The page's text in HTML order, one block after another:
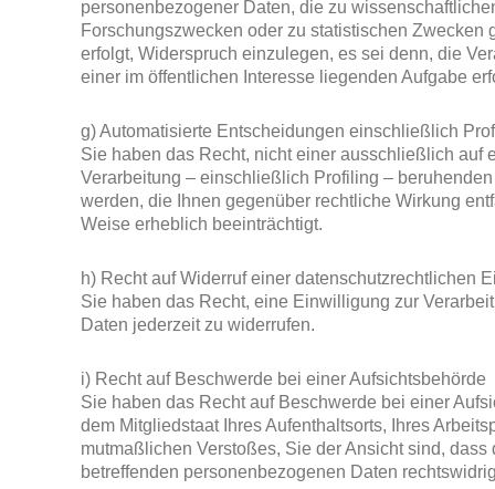
personenbezogener Daten, die zu
Forschungszwecken oder zu statistischen Zwecken
erfolgt, Widerspruch einzulegen, es sei denn, die
einer im öffentlichen Interesse liegenden Aufgabe
g) Automatisierte Entscheidungen einschließlich
Sie haben das Recht, nicht einer ausschließlich auf
Verarbeitung – einschließlich Profiling –
werden, die Ihnen gegenüber rechtliche Wirkung
Weise erheblich beeinträchtigt.
h) Recht auf Widerruf einer datenschutzrechtlichen
Sie haben das Recht, eine Einwilligung zur
Daten jederzeit zu widerrufen.
i) Recht auf Beschwerde bei einer Aufsichtsbehörde
Sie haben das Recht auf Beschwerde bei einer
dem Mitgliedstaat Ihres Aufenthaltsorts, Ihres
mutmaßlichen Verstoßes, Sie der Ansicht sind, dass
betreffenden personenbezogenen Daten